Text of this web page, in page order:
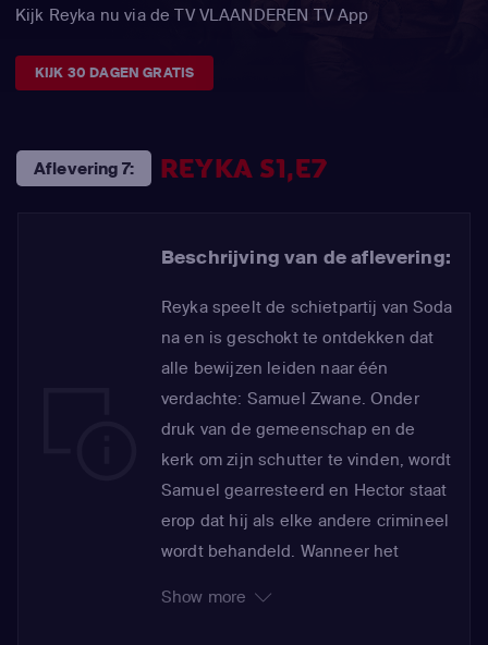
Kijk Reyka nu via de TV VLAANDEREN TV App
KIJK 30 DAGEN GRATIS
Aflevering 7: REYKA S1,E7
Beschrijving van de aflevering:
Reyka speelt de schietpartij van Soda
na en is geschokt te ontdekken dat
alle bewijzen leiden naar één
verdachte: Samuel Zwane. Onder
druk van de gemeenschap en de
kerk om zijn schutter te vinden, wordt
Samuel gearresteerd en Hector staat
erop dat hij als elke andere crimineel
wordt behandeld. Wanneer het
Show more